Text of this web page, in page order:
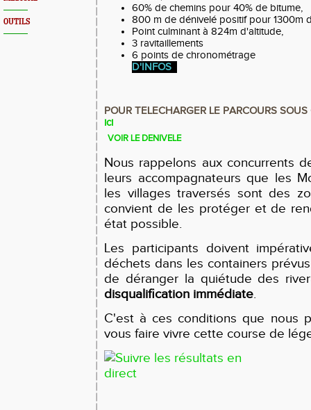
OUTILS
60% de chemins pour 40% de bitume,
800 m de dénivelé positif pour 1300m
Point culminant à 824m d'altitude,
3 ravitaillements
6 points de
D'INFOS
POUR TELECHARGER LE PARCOURS
ici
VOIR LE DENIVELE
Nous rappelons aux concurrents
leurs accompagnateurs que les
les villages traversés sont des
convient de les protéger et de
état possible.
Les participants doivent
déchets dans les containers
de déranger la quiétude des
disqualification immédiate.
C'est à ces conditions que nous
vous faire vivre cette course de